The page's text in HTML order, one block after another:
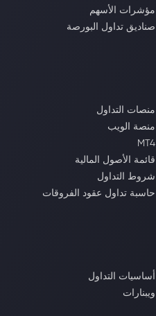
مؤشرات الأسهم
صناديق تداول البورصة
منصات التداول
منصة الويب
MT4
قائمة الأصول المالية
شروط التداول
حاسبة تداول عقود الفروقات
أساسيات التداول
ويبنارات